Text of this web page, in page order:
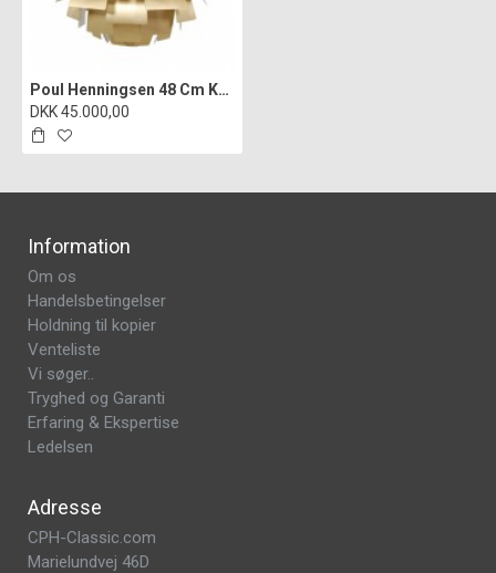
Poul Henningsen 48 Cm Koglampen i messing LED 2023
DKK 45.000,00
Information
Om os
Handelsbetingelser
Holdning til kopier
Venteliste
Vi søger..
Tryghed og Garanti
Erfaring & Ekspertise
Ledelsen
Adresse
CPH-Classic.com
Marielundvej 46D